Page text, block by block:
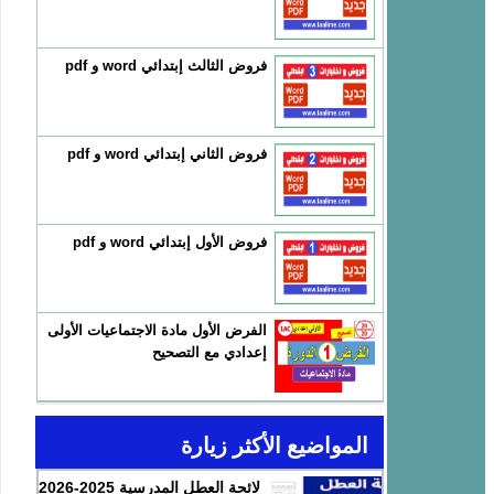
فروض الثالث إبتدائي word و pdf
فروض الثاني إبتدائي word و pdf
فروض الأول إبتدائي word و pdf
الفرض الأول مادة الاجتماعيات الأولى
إعدادي مع التصحيح
المواضيع الأكثر زيارة
لائحة العطل المدرسية 2025-2026